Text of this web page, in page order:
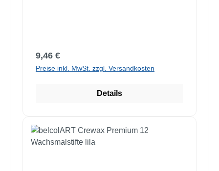
Regulärer Preis:
9,46 €
Preise inkl. MwSt. zzgl. Versandkosten
Details